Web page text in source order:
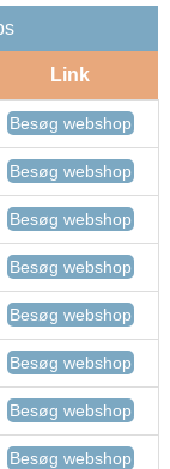
Link
Besøg webshop
Besøg webshop
Besøg webshop
Besøg webshop
Besøg webshop
Besøg webshop
Besøg webshop
Besøg webshop